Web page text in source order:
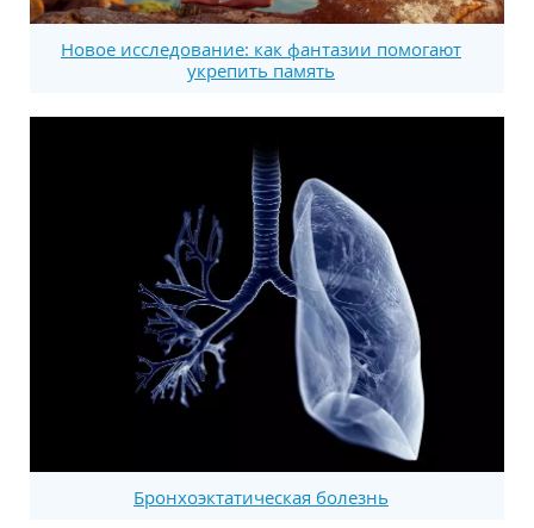
Новое исследование: как фантазии помогают
укрепить память
Бронхоэктатическая болезнь